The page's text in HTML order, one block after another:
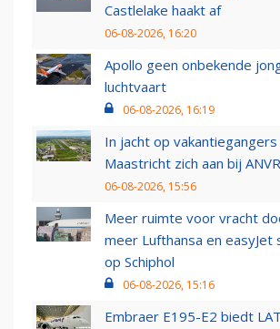
Castlelake haakt af
06-08-2026, 16:20
Apollo geen onbekende
luchtvaart
06-08-2026, 16:19
In jacht op
Maastricht zich aan bij ANVR
06-08-2026, 15:56
Meer ruimte voor vracht
meer Lufthansa en easyJet
op Schiphol
06-08-2026, 15:16
Embraer E195-E2 biedt